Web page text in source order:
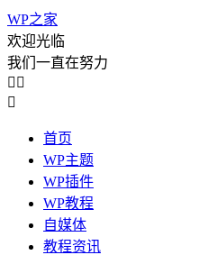
WP之家
欢迎光临
我们一直在努力
 

首页
WP主题
WP插件
WP教程
自媒体
教程资讯